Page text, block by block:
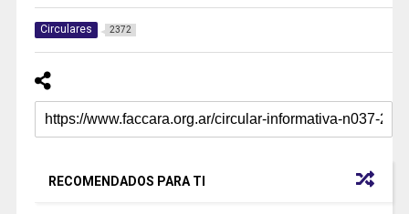
Circulares 2372
RECOMENDADOS PARA TI